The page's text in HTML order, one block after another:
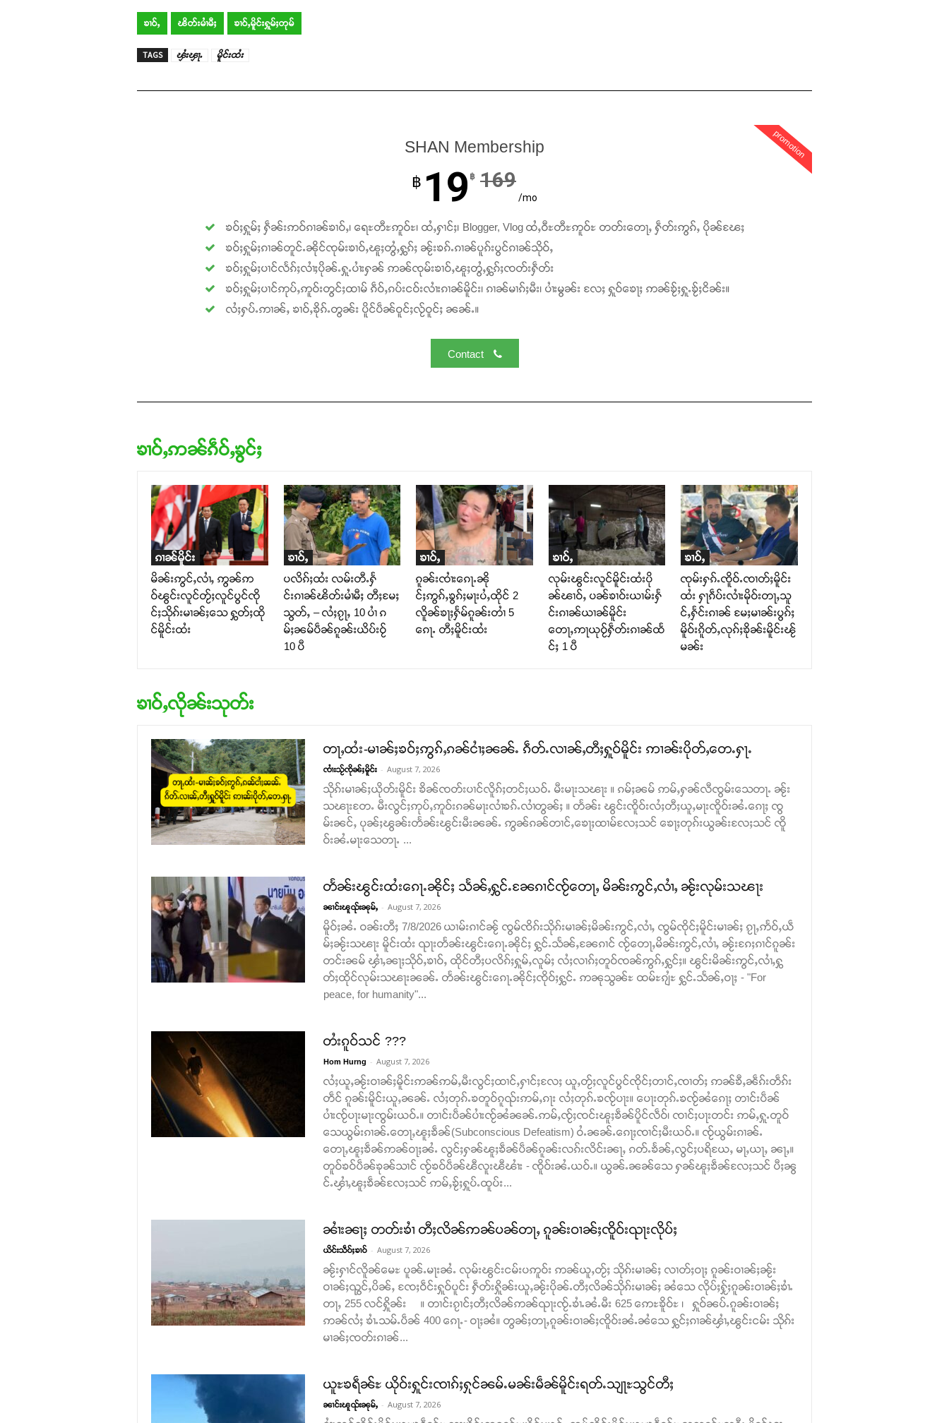
ၶၢဝ်ႇ ၽိတ်းမၢႆမီႈ ၶၢဝ်ႇမိူင်းႁူမ်ႈတုမ်
TAGS ၾႆးၾႃႉ မိူင်းထႆး
promotion
SHAN Membership
฿ 19 ฿ 169
/mo
ၶဝ်ႈႁူမ်ႈ ႁဵၼ်းဢဝ်ၵၢၼ်ၶၢဝ်ႇ၊ ရေႊတီႊဢူဝ်ႊ၊ ထႆႇႁၢင်ႈ၊ Blogger, Vlog ထႆႇဝီႊတီႊဢူဝ်ႊ တတ်းတေႃႇ ႁဵတ်းဢွၵ်ႇ ပိုၼ်ၽႄႈ
ၶဝ်ႈႁူမ်ႈၵၢၼ်တူင်ႉၼိုင်ၸုမ်းၶၢဝ်ႇၽူႈတွႆႇႁွၵ်ႈ ၼႂ်းၶၵ်ႉၵၢၼ်ပူၵ်းပွင်ၵၢၼ်သိုဝ်ႇ
ၶဝ်ႈႁူမ်ႈပၢင်လႅၵ်ႈလၢႆႈပိုၼ်ႉႁူႉပၢႆးႁၼ် ဢၼ်ၸုမ်းၶၢဝ်ႇၽူႈတွႆႇႁွၵ်ႈၸတ်းႁဵတ်း
ၶဝ်ႈႁူမ်ႈပၢင်ဢုပ်ႇဢူဝ်းတွင်ႈထၢမ် ၵဵဝ်ႇၵပ်းငဝ်းလၢႆးၵၢၼ်မိူင်း၊ ၵၢၼ်မၢၵ်ႈမီး၊ ပၢႆးမွၼ်း လႄႈ ႁူဝ်ၶေႃႈ ဢၼ်ၶႂ်ႈႁူႉၶႂ်ႈငိၼ်း။
လႆႈႁပ်ႉဢၢၼ်ႇ ၶၢဝ်ႇၶိုၵ်ႉတွၼ်း ပိူင်ပဵၼ်ဝူင်ႈလႂ်ဝူင်ႈ ၼၼ်ႉ။
Contact
ၶၢဝ်ႇဢၼ်ၵဵဝ်ႇၶွင်ႈ
ၵၢၼ်မိူင်း
မိၼ်းဢွင်ႇလၢႆႇ ဢွၼ်ဢ
ဝ်ၽွင်းလူင်တႂ်ႈလူင်ပွင်ၸို
င်ႈသိုၵ်းမၢၼ်ႈသေ ႁွတ်ႈထို
င်မိူင်းထႆး
ၶၢဝ်ႇ
ပလိၵ်ႈထႆး လမ်းတီႉႁႅ
င်းၵၢၼ်ၽိတ်းမၢႆမီႈ တီႈမႄႈ
သွတ်ႇ – လႆႈၵႂႃႇ 10 ပၢႆ ၵ
မ်ႈၼမ်ပဵၼ်ၵူၼ်းယိပ်းဝႂ်
10 ပီ
ၶၢဝ်ႇ
ၵူၼ်းၸၢႆးၵေႃႉၼို
င်ႈဢွၵ်ႇၶွၵ်ႈမႃးပႆႇထိုင် 2
လိူၼ်ၶႃႈႁႅမ်ၵူၼ်းတၢႆ 5
ၵေႃႉ တီႈမိူင်းထႆး
ၶၢဝ်ႇ
လုမ်းၽွင်းလူင်မိူင်းထႆးပို
ၼ်ၽၢဝ်ႇ ပၼ်ၶၢဝ်းယၢမ်းႁႅ
င်းၵၢၼ်ယၢၼ်မိူင်း
တေႃႇဢႃယုဝႂ်ႁဵတ်းၵၢၼ်ထႅ
င်ႈ 1 ပီ
ၶၢဝ်ႇ
ၸုမ်းႁၵ်ႉၸိူဝ်ႉၸၢတ်ႈမိူင်း
ထႆး ႁႃၵဵပ်းလၢႆးမိုဝ်းတႃႇသူ
င်ႇႁႅင်းၵၢၼ် မႄႈမၢၼ်းပွၵ်ႈ
မိူဝ်းၵိူတ်ႇလုၵ်ႈၶိုၼ်းမိူင်းၽႂ်
မၼ်း
ၶၢဝ်ႇလိုၼ်းသုတ်း
တႃႇထႆး-မၢၼ်ႈၶဝ်ႈဢွၵ်ႇၵၼ်ငၢႆႈၼၼ်ႉ ၵဵတ်ႉလၢၼ်ႇတီႈႁူဝ်မိူင်း ဢၢၼ်းပိုတ်ႇတေႉႁႃႉ
ၸၢႆးသႂ်ၸိုၼ်ႈမိူင်း - August 7, 2026
သိုၵ်းမၢၼ်ႈယိုတ်းမိူင်း ၶိၼ်ၸတ်းပၢင်လိူၵ်ႈတင်ႈယဝ်ႉ မီးမႃးသၽႃး ။ ၵမ်ႈၼမ် ဢမ်ႇႁၼ်လီၸွမ်းသေတႃႉ ၼႂ်း
သၽႃးတႄႉ မီးလွင်ႈဢုပ်ႇဢူဝ်းၵၼ်မႃးလၢႆၶၵ်ႉလၢႆတွၼ်ႈ ။ တႅၼ်း ၽွင်းၸိူဝ်းလႆႈတီႈယူႇမႃးၸိူဝ်းၼႆႉၵေႃႈ ၸွ
မ်းၼင်ႇ ပုၼ်ႈၽွၼ်းတႅၼ်းၽွင်းမီးၼၼ်ႉ ဢွၼ်ၵၼ်တၢင်ႇၶေႃႈထၢမ်လႄႈသင် ၶေႃႈတုၵ်းယွၼ်းလႄႈသင် ၸိူ
ဝ်းၼႆႉမႃးသေတႃႉ ...
တႅၼ်းၽွင်းထႆးၵေႃႉၼိုင်ႈ သႅၼ်ႇႁွင်ႉၼႄၵၢင်ၸႂ်တေႃႇ မိၼ်းဢွင်ႇလၢႆႇ ၼႂ်းလုမ်းသၽႃး
ၼၢင်းၽူၺ်းၼုမ်ႇ - August 7, 2026
မိူဝ်ႈၼႆႉ ဝၼ်းတီႈ 7/8/2026 ယၢမ်းၵၢင်ၼႂ် ၸွမ်ၸိၵ်းသိုၵ်းမၢၼ်ႈမိၼ်းဢွင်ႇလၢႆႇ ၸွမ်ၸိုင်ႈမိူင်းမၢၼ်ႈ ၵႂႃႇဢႅဝ်ႇယဵ
မ်ႈၼႂ်းသၽႃး မိူင်းထႆး ၺႃးတႅၼ်းၽွင်းၵေႃႉၼိုင်ႈ ႁွင်ႉသႅၼ်ႇၼႄၵၢင် ၸႂ်တေႃႇမိၼ်းဢွင်ႇလၢႆႇ ၼႂ်းၵႄႈၵၢင်ၵူၼ်း
တင်းၼမ် ၾၢႆႇၼႃႈသိုဝ်ႇၶၢဝ်ႇ ထိုင်တီႈပလိၵ်ႈႁူမ်ႇလူမ်ႈ လႆႈလၢၵ်ႈတူဝ်ၸၼ်ဢွၵ်ႇႁွင်ႈ။ ၽွင်းမိၼ်းဢွင်ႇလၢႆႇႁွ
တ်ႈထိုင်လုမ်းသၽႃးၼၼ်ႉ တႅၼ်းၽွင်းၵေႃႉၼိုင်ႈၸိုဝ်ႈႁွင်ႉ ဢၼုသွၼ်ႊ ထမ်ႊၵျႆႊ ႁွင်ႉသႅၼ်ႇဝႃႈ - "For
peace, for humanity"...
တႆးၵူဝ်သင် ???
Hom Hurng - August 7, 2026
လႆႈယူႇၼႂ်းဝၢၼ်ႈမိူင်းဢၼ်ဢမ်ႇမီးလွင်ႈထၢင်ႇႁၢင်ႈလႄႈ ယူႇတႂ်ႈလူင်ပွင်ၸိုင်ႈတၢင်ႇၸၢတ်ႈ ဢၼ်ၶီႇၼဵၵ်းတဵၵ်း
တဵင် ၵူၼ်းမိူင်းယူႇၼၼ်ႉ လႆႈတုၵ်ႉၶတူဝ်ၵူၺ်းဢမ်ႇၵႃး လႆႈတုၵ်ႉၶၸႂ်ပႃး။ ပေႃးတုၵ်ႉၶၸႂ်ၼႆၵေႃႈ တၢင်းပဵၼ်
ပၢႆးၸႂ်ပႃးမႃးၸွမ်းယဝ်ႉ။ တၢင်းပဵၼ်ပၢႆးၸႂ်ၼႆၼၼ်ႉဢမ်ႇၸႂ်ႈၸင်းၽူႈၶဵၼ်ပိူင်လဵဝ်၊ ၸၢင်ႈပႃးတင်း ဢမ်ႇႁူႉတူဝ်
သေယွမ်းၵၢၼ်ႉတေႃႇၽူႈၶဵၼ်(Subconscious Defeatism) ဝႆႉၼၼ်ႉၵေႃႈၸၢင်ႈမီးယဝ်ႉ။ ၸႂ်ယွမ်းၵၢၼ်ႉ
တေႃႇၽူႈၶဵၼ်ဢၼ်ဝႃႈၼႆႉ လွင်ႈႁၼ်ၽူႈၶဵၼ်ပဵၼ်ၵူၼ်းလၵ်းလိင်းၼႃႇ ၵတ်ႉၶႅၼ်ႇလွင်ႈပရိယႄႇ မႃႇယႃႇ ၼႃႇ။
တူဝ်ၶဝ်ပဵၼ်ၶုၼ်သၢင် ၸႂ်ၶဝ်ပဵၼ်ၽီလူးၽီၽၢႆး - ၸိူဝ်းၼႆႉယဝ်ႉ။ ယွၼ်ႉၼၼ်သေ ႁၼ်ၽူႈၶဵၼ်လႄႈသင် ပီႈၼွ
င်ႉၾၢႆႇၽူႈၶဵၼ်လႄႈသင် ဢမ်ႇၶႂ်ႈႁူပ်ႉထူပ်း...
ၼၢႆးၼႃႈ တတ်းၶၢႆ တီႈလိၼ်ဢၼ်ပၼ်တႃႇ ၵူၼ်းဝၢၼ်ႈၸိူဝ်းၺႃးလိုပ်ႈ
ယိင်းသဵဝ်ႈၶၢဝ် - August 7, 2026
ၼႂ်းႁၢင်လိူၼ်မေႊ ပူၼ်ႉမႃးၼႆႉ လုမ်းၽွင်းငမ်းပဢူဝ်း ဢၼ်ယူႇတႂ်ႈ သိုၵ်းမၢၼ်ႈ လၢတ်ႈဝႃႈ ၵူၼ်းဝၢၼ်ႈၼႂ်း
ဝၢၼ်ႈၺွင်ႇပိၼ်ႇ ၸႄႈဝဵင်းႁူဝ်ပူင်း ႁဵတ်းႁိူၼ်းယူႇၼႂ်းပိုၼ်ႉတီႈလိၼ်သိုၵ်းမၢၼ်ႈ ၼႆသေ လိုပ်ႈႁႂ်ႈၵူၼ်းဝၢၼ်ႈၶၢႆႉ
တႃႇ 255 လင်ႁိူၼ်း ။ တၢင်းၵႂၢင်ႈတီႈလိၼ်ဢၼ်ၺႃးၸႂ်ႉၶၢႆႉၼႆႉမီး 625 ဢေႊၶိူဝ်ႊ ၊ ႁူဝ်ၼပ်ႉၵူၼ်းဝၢၼ်ႈ
ဢၼ်လႆႈ ၶၢႆႉသမ်ႉပဵၼ် 400 ၵေႃႉ- ဝႃႈၼႆ။ တွၼ်ႈတႃႇၵူၼ်းဝၢၼ်ႈၸိူဝ်းၼႆႉၼႆသေ ႁွင်ႈၵၢၼ်ၾၢႆႇၽွင်းငမ်း သိုၵ်း
မၢၼ်ႈၸတ်းၵၢၼ်...
ယူႊၶရဵၼ်ႊ ယိုဝ်းႁူင်းၸၢၵ်ႈႁုင်ၼမ်ႉမၼ်းမဵၼ်မိူင်းရတ်ႉသျႃႊသွင်တီႈ
ၼၢင်းၽူၺ်းၼုမ်ႇ - August 7, 2026